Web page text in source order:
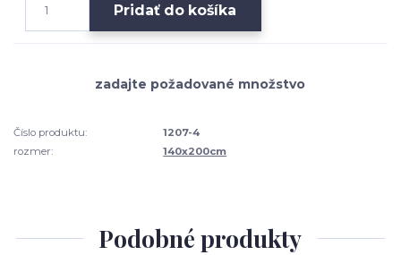
Pridať do košíka
Číslo produktu:
1207-4
rozmer:
140x200cm
Podobné produkty